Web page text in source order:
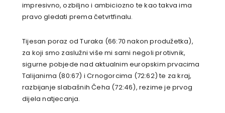
impresivno, ozbiljno i ambiciozno te kao takva ima
pravo gledati prema četvrtfinalu.
Tijesan poraz od Turaka (66:70 nakon produžetka),
za koji smo zaslužni više mi sami negoli protivnik,
sigurne pobjede nad aktualnim europskim prvacima
Talijanima (80:67) i Crnogorcima (72:62) te za kraj,
razbijanje slabašnih Čeha (72:46), rezime je prvog
dijela natjecanja.